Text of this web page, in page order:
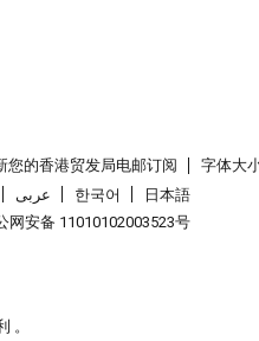
您的香港贸发局电邮订阅
字体大
عربى 한국어
日本語
网安备 11010102003523号
。